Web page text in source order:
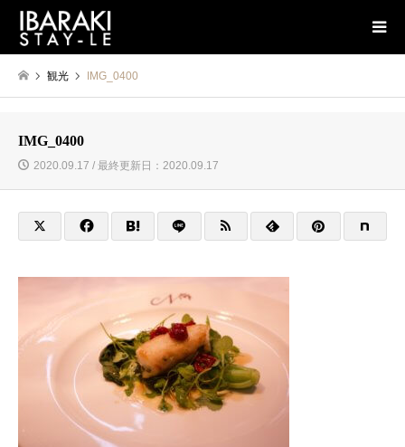
観光 IMG_0400
IMG_0400
2020.09.17 / 最終更新日：2020.09.17